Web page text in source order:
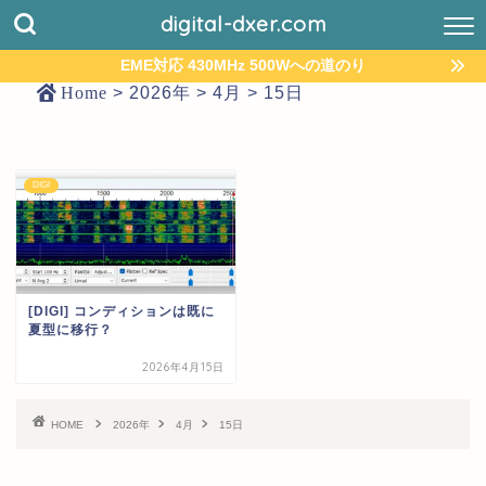
digital-dxer.com
EME対応 430MHz 500Wへの道のり
Home > 2026年 > 4月 > 15日
DIGI
[DIGI] コンディションは既に
夏型に移行？
2026年4月15日
HOME 2026年 4月 15日